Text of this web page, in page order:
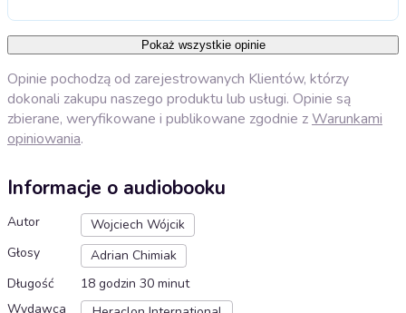
Pokaż wszystkie opinie
Opinie pochodzą od zarejestrowanych Klientów, którzy
dokonali zakupu naszego produktu lub usługi. Opinie są
zbierane, weryfikowane i publikowane zgodnie zWarunkami
opiniowania.
Informacje o audiobooku
Autor
Wojciech Wójcik
Głosy
Adrian Chimiak
Długość
18 godzin 30 minut
Wydawca